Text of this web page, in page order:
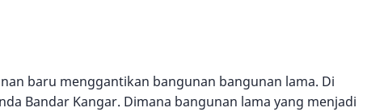
baru menggantikan bangunan bangunan lama. Di
Bandar Kangar. Dimana bangunan lama yang menjadi